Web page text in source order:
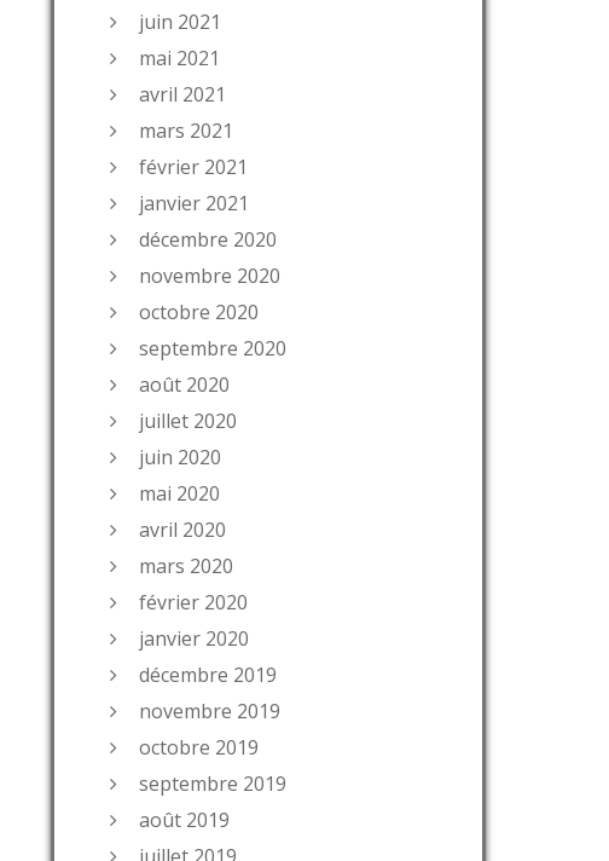
juin 2021
mai 2021
avril 2021
mars 2021
février 2021
janvier 2021
décembre 2020
novembre 2020
octobre 2020
septembre 2020
août 2020
juillet 2020
juin 2020
mai 2020
avril 2020
mars 2020
février 2020
janvier 2020
décembre 2019
novembre 2019
octobre 2019
septembre 2019
août 2019